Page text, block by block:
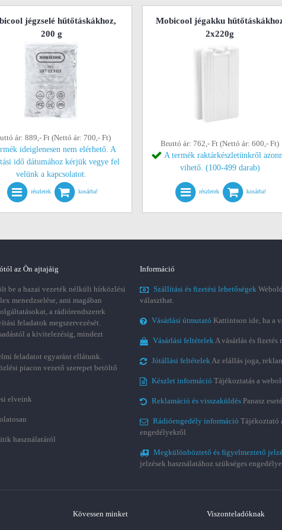
jégzselé hűtőtáskákhoz,
200 g
ár: 889,- Ft (Nettó ár: 700,- Ft)
ideiglenesen nem elérhető. A
idő dátumához kérjük vegye fel
velünk a kapcsolatot.
részletek kosárba!
Mobicool jégakku
2x220g
Bruttó ár: 762,- Ft (Nettó ár: 600,- Ft)
A termék raktárkészletünkről
vihető. (100-499 darab)
részletek kosárba!
az Ön ajtajáig
be a hazai vezeték nélküli hírközlési
menedzselése, ami magában
a rádiórendszerek
feladatok megszervezését.
a kivitelezésig, mindezt
feladatot egyaránt ellátunk.
piacon vezető szerepet betöltő
elveink
használatáról
Információ
Szállítási és fizetési lehetőségek
választhat.
Vásárlási útmutató Kattintson ide, ha a
Vásárlási feltételekA vásárlás és
Jótállási feltételekAz elállás joga,
Készlet információ Tájékoztatás a
Reklamáció és visszaküldés Panasz
Rádióengedély információ Tájékoztató
engedélyekről
Megkülönböztető és figyelmeztető
jelzések használatához szükséges
Kövessen minket Viszonteladóknak